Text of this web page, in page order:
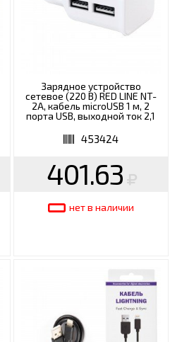
Зарядное устройство
сетевое (220 В) RED LINE NT-
2A, кабель microUSB 1 м, 2
порта USB, выходной ток 2,1
453424
401.63
нет в наличии